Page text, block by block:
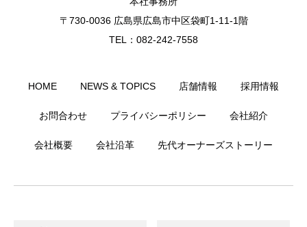
〒730-0036 広島県広島市中区袋町1-11-1階
TEL：082-242-7558
HOME NEWS & TOPICS 店舗情報 採用情報
お問合わせ プライバシーポリシー 会社紹介
会社概要 会社沿革 先代オーナーズストーリー